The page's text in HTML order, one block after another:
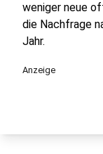
weniger neue
die Nachfrage
Jahr.
Anzeige